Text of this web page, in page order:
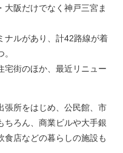
大阪だけでなく神戸三宮ま
ナルがあり、計42路線が着
宅街のほか、最近リニュー
張所をはじめ、公民館、市
ちろん、商業ビルや大手銀
食店などの暮らしの施設も